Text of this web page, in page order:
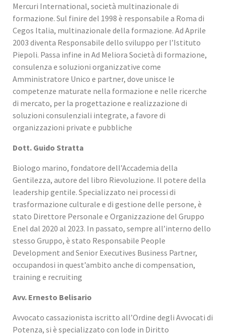
Mercuri International, società multinazionale di
formazione. Sul finire del 1998 è responsabile a Roma di
Cegos Italia, multinazionale della formazione. Ad Aprile
2003 diventa Responsabile dello sviluppo per l’Istituto
Piepoli. Passa infine in Ad Meliora Società di formazione,
consulenza e soluzioni organizzative come
Amministratore Unico e partner, dove unisce le
competenze maturate nella formazione e nelle ricerche
di mercato, per la progettazione e realizzazione di
soluzioni consulenziali integrate, a favore di
organizzazioni private e pubbliche
Dott. Guido Stratta
Biologo marino, fondatore dell’Accademia della
Gentilezza, autore del libro Rievoluzione. Il potere della
leadership gentile. Specializzato nei processi di
trasformazione culturale e di gestione delle persone, è
stato Direttore Personale e Organizzazione del Gruppo
Enel dal 2020 al 2023. In passato, sempre all’interno dello
stesso Gruppo, è stato Responsabile People
Development and Senior Executives Business Partner,
occupandosi in quest’ambito anche di compensation,
training e recruiting
Avv. Ernesto Belisario
Avvocato cassazionista iscritto all’Ordine degli Avvocati di
Potenza, si è specializzato con lode in Diritto